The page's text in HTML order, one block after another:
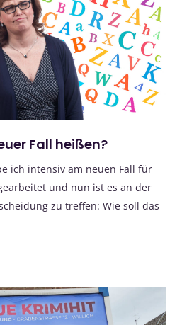
Fall heißen?
ich intensiv am neuen Fall für
und nun ist es an der
zu treffen: Wie soll das